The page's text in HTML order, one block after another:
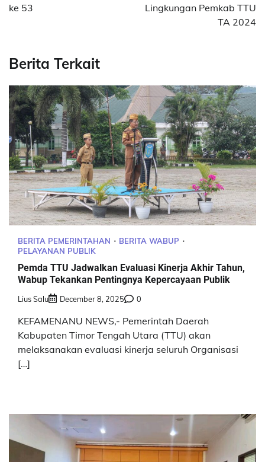
ke 53
Lingkungan Pemkab TTU
TA 2024
Berita Terkait
BERITA PEMERINTAHAN
BERITA WABUP
PELAYANAN PUBLIK
Pemda TTU Jadwalkan Evaluasi Kinerja Akhir Tahun,
Wabup Tekankan Pentingnya Kepercayaan Publik
Lius Salu December 8, 2025 0
KEFAMENANU NEWS,- Pemerintah Daerah
Kabupaten Timor Tengah Utara (TTU) akan
melaksanakan evaluasi kinerja seluruh Organisasi
[…]